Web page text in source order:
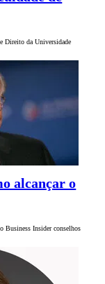
Direito da Universidade
alcançar o
Business Insider conselhos